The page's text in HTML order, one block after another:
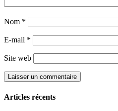
Nom *
E-mail *
Site web
Articles récents